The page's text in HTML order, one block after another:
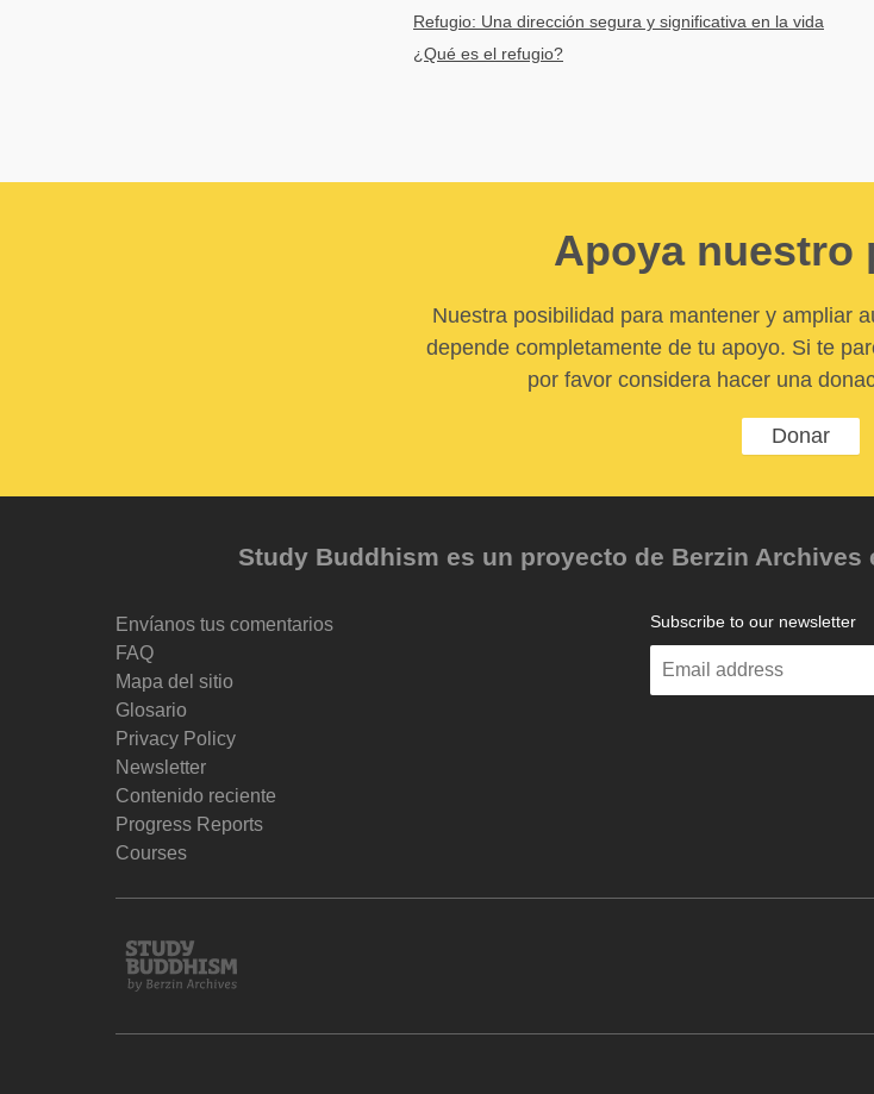
Refugio: Una dirección segura y significativa en la vida
¿Qué es el refugio?
Apoya nuestro
Nuestra posibilidad para mantener y ampliar
depende completamente de tu apoyo. Si te
por favor considera hacer una
Donar
Study Buddhism es un proyecto de Berzin Archives
Envíanos tus comentarios
FAQ
Mapa del sitio
Glosario
Privacy Policy
Newsletter
Contenido reciente
Progress Reports
Courses
Subscribe to our newsletter
Enter
Study
Buddhism